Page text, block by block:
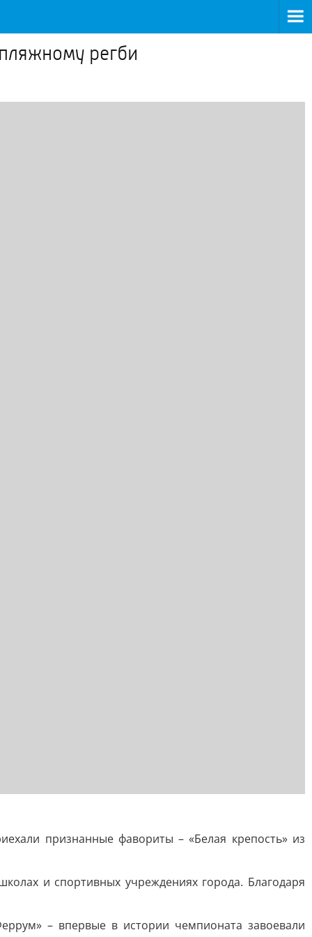
регби
признанные фавориты – «Белая крепость» из
и спортивных учреждениях города. Благодаря
– впервые в истории чемпионата завоевали